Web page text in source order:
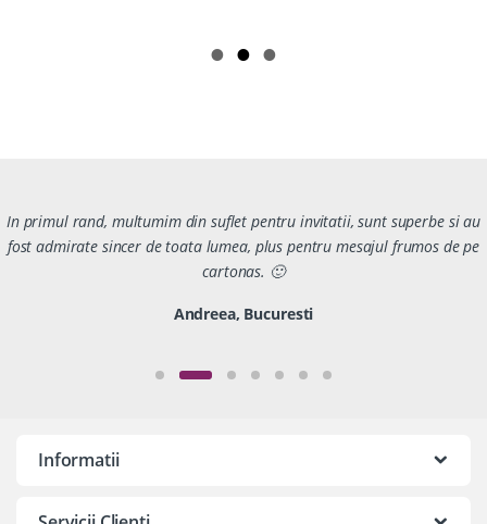
In primul rand, multumim din suflet pentru invitatii, sunt superbe si au
fost admirate sincer de toata lumea, plus pentru mesajul frumos de pe
cartonas. 🙂
Andreea, Bucuresti
Informatii